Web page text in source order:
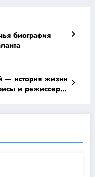
биография
— история жизни
и режиссера,